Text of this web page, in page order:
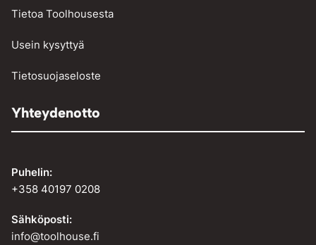
Tietoa Toolhousesta
Usein kysyttyä
Tietosuojaseloste
Yhteydenotto
Puhelin:
+358 40197 0208
Sähköposti:
info@toolhouse.fi